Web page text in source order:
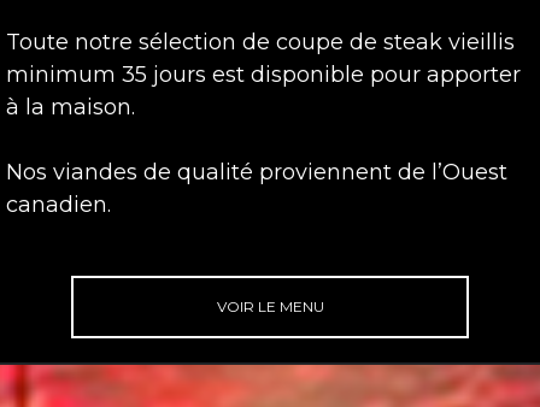
Toute notre sélection de coupe de steak vieillis
minimum 35 jours est disponible pour apporter
à la maison.
Nos viandes de qualité proviennent de l’Ouest
canadien.
VOIR LE MENU